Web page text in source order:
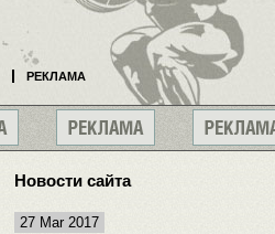
Новости сайта
27 Mar 2017
РЕКЛАМА